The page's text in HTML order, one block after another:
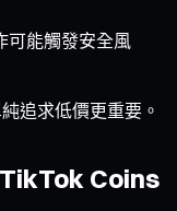
可能觸發安全風
追求低價更重要。
Coins